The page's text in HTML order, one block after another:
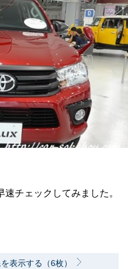
チェックしてみました。
表示する（6枚）